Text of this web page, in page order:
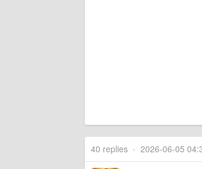
40 replies • 2026-06-05